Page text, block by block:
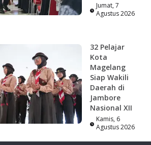
Jumat, 7
Agustus 2026
32 Pelajar
Kota
Magelang
Siap Wakili
Daerah di
Jambore
Nasional XII
Kamis, 6
Agustus 2026